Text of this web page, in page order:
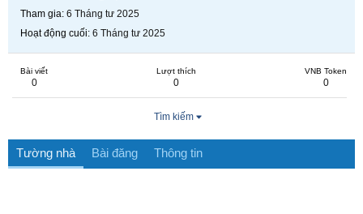
Tham gia 6 Tháng tư 2025
Hoạt động cuối 6 Tháng tư 2025
Bài viết
0
Lượt thích
0
VNB Token
0
Tìm kiếm
Tường nhà Bài đăng Thông tin